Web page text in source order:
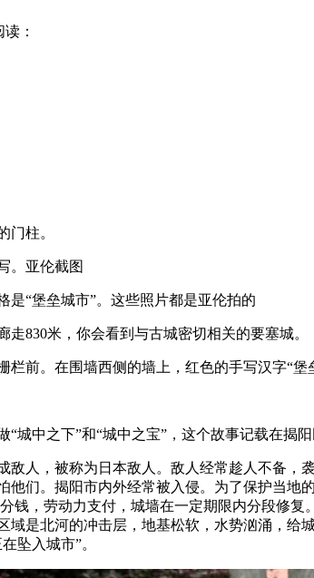
读：
门柱。
。亚伦截图
是“堡垒城市”。这些照片都是亚伦拍的
830米，你会看到与古城密切相关的要塞城。
前。在围墙西侧的墙上，红色的手写汉字“堡
城中之下”和“城中之宝”，这个故事记载在揭
敌人，被称为日本敌人。敌人经常趁人不备
他们。揭阳市内外经常被入侵。为了保护当
钱，劳动力支付，城墙在一定期限内分段修
域是北河的冲击层，地基松软，水势汹涌，
坠入城市”。